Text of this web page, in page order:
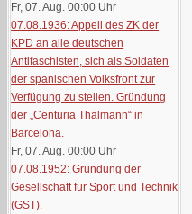
Fr, 07. Aug. 00:00 Uhr
07.08.1936: Appell des ZK der
KPD an alle deutschen
Antifaschisten, sich als Soldaten
der spanischen Volksfront zur
Verfügung zu stellen. Gründung
der „Centuria Thälmann“ in
Barcelona.
Fr, 07. Aug. 00:00 Uhr
07.08.1952: Gründung der
Gesellschaft für Sport und Technik
(GST).